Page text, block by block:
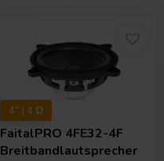
4" | 4 Ω
FaitalPRO 4FE32-4F
Breitbandlautsprecher